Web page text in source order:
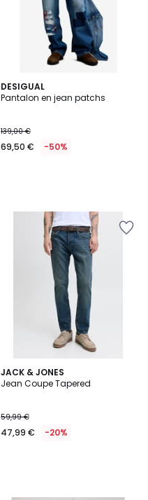
DESIGUAL
Pantalon en jean patchs
139,00 €
69,50 € -50%
JACK & JONES
Jean Coupe Tapered
59,99 €
47,99 € -20%